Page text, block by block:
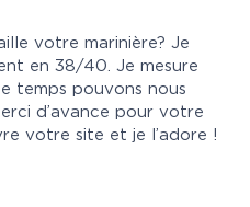
votre marinière? Je
en 38/40. Je mesure
temps pouvons nous
d’avance pour votre
votre site et je l’adore !